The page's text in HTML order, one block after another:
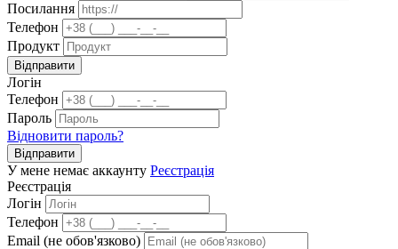
Посилання
Телефон
Продукт
Відправити
Логін
Телефон
Пароль
Відновити пароль?
Відправити
У мене немає аккаунту Реєстрація
Реєстрація
Логін
Телефон
Email (не обов'язково)